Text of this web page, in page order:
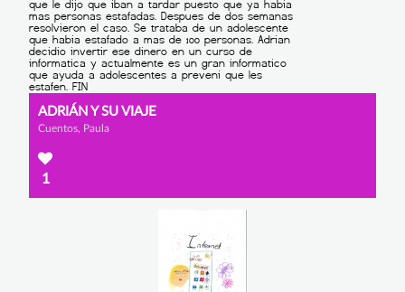
ADRIÁN Y SU VIAJE
Cuentos, Paula
1